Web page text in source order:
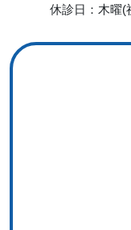
休診日：木曜(